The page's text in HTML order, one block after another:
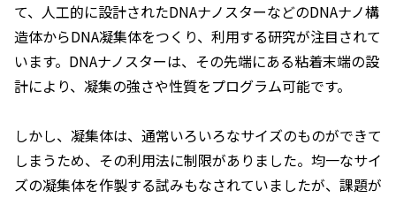
て、人工的に設計されたDNAナノスターなどのDNAナノ構
造体からDNA凝集体をつくり、利用する研究が注目されて
います。DNAナノスターは、その先端にある粘着末端の設
計により、凝集の強さや性質をプログラム可能です。
しかし、凝集体は、通常いろいろなサイズのものができて
しまうため、その利用法に制限がありました。均一なサイ
ズの凝集体を作製する試みもなされていましたが、課題が